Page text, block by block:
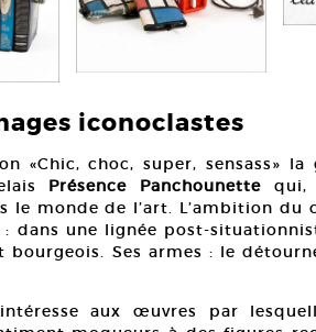
iconoclastes
«Chic, choc, super, sensass»
Présence Panchounette qui,
le monde de l’art. L’ambition
: dans une lignée post-
bourgeois. Ses armes : le
aux œuvres par